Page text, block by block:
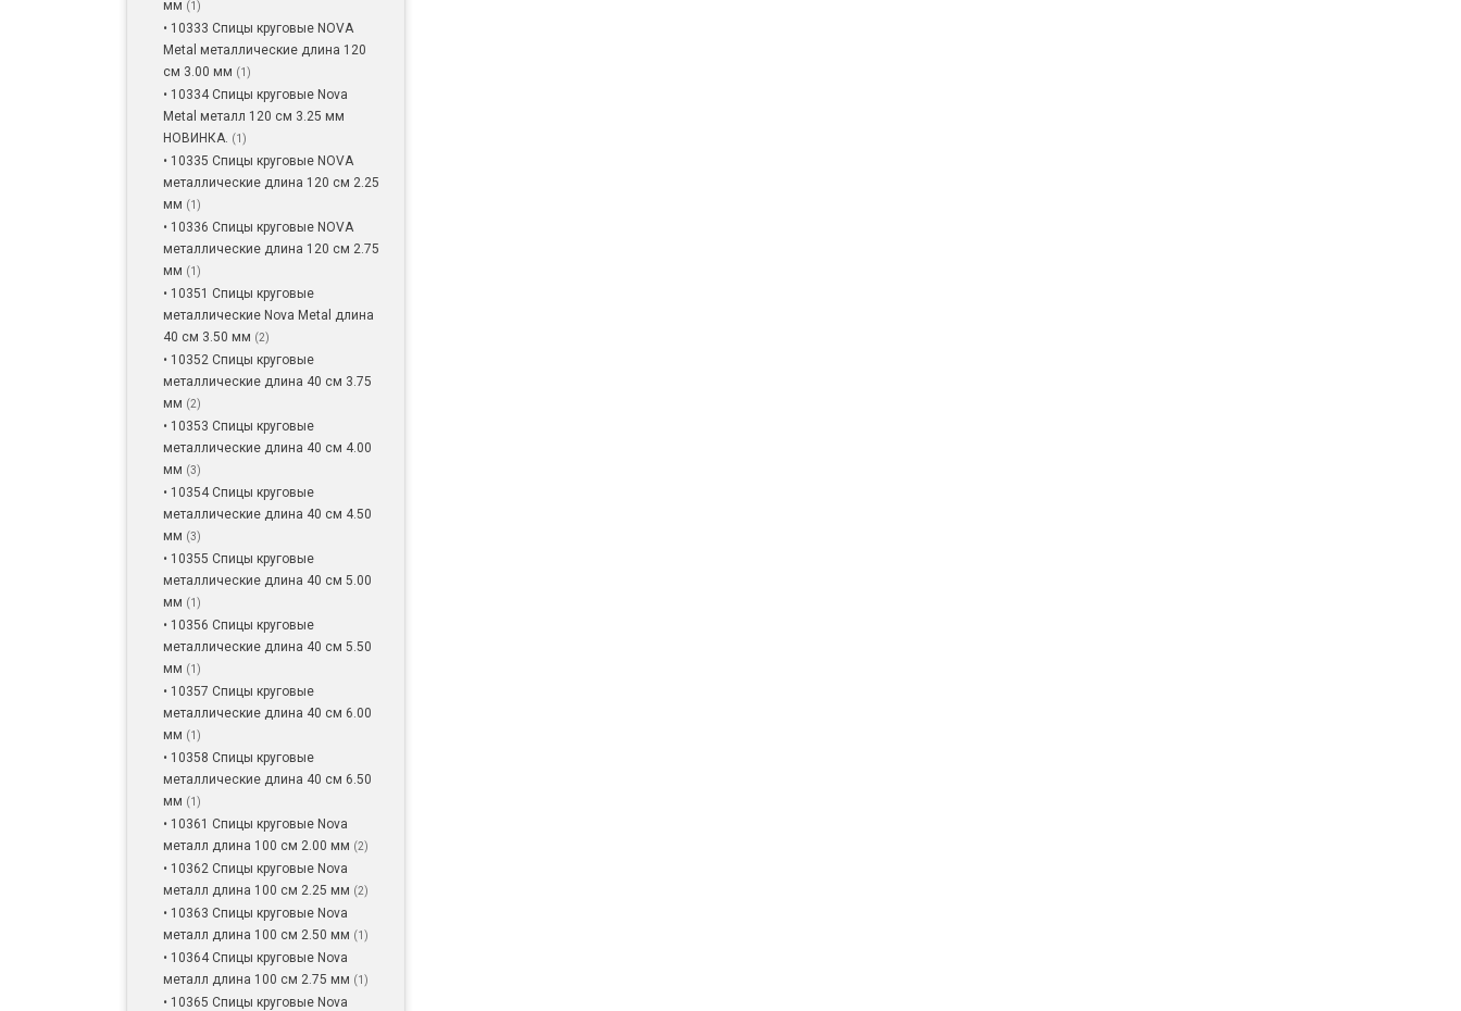
мм (1)
• 10333 Спицы круговые NOVA
Metal металлические длина 120
см 3.00 мм (1)
• 10334 Спицы круговые Nova
Metal металл 120 см 3.25 мм
НОВИНКА. (1)
• 10335 Спицы круговые NOVA
металлические длина 120 см 2.25
мм (1)
• 10336 Спицы круговые NOVA
металлические длина 120 см 2.75
мм (1)
• 10351 Спицы круговые
металлические Nova Metal длина
40 см 3.50 мм (2)
• 10352 Спицы круговые
металлические длина 40 см 3.75
мм (2)
• 10353 Спицы круговые
металлические длина 40 см 4.00
мм (3)
• 10354 Спицы круговые
металлические длина 40 см 4.50
мм (3)
• 10355 Спицы круговые
металлические длина 40 см 5.00
мм (1)
• 10356 Спицы круговые
металлические длина 40 см 5.50
мм (1)
• 10357 Спицы круговые
металлические длина 40 см 6.00
мм (1)
• 10358 Спицы круговые
металлические длина 40 см 6.50
мм (1)
• 10361 Спицы круговые Nova
металл длина 100 см 2.00 мм (2)
• 10362 Спицы круговые Nova
металл длина 100 см 2.25 мм (2)
• 10363 Спицы круговые Nova
металл длина 100 см 2.50 мм (1)
• 10364 Спицы круговые Nova
металл длина 100 см 2.75 мм (1)
• 10365 Спицы круговые Nova